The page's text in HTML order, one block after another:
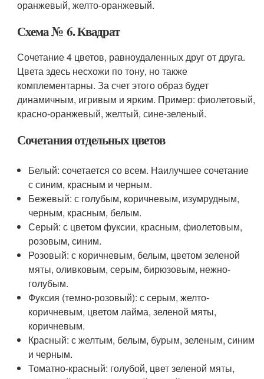
оранжевый, желто-оранжевый.
Схема № 6. Квадрат
Сочетание 4 цветов, равноудаленных друг от друга.
Цвета здесь несхожи по тону, но также
комплементарны. За счет этого образ будет
динамичным, игривым и ярким. Пример: фиолетовый,
красно-оранжевый, желтый, сине-зеленый.
Сочетания отдельных цветов
Белый: сочетается со всем. Наилучшее сочетание
с синим, красным и черным.
Бежевый: с голубым, коричневым, изумрудным,
черным, красным, белым.
Серый: с цветом фуксии, красным, фиолетовым,
розовым, синим.
Розовый: с коричневым, белым, цветом зеленой
мяты, оливковым, серым, бирюзовым, нежно-
голубым.
Фуксия (темно-розовый): с серым, желто-
коричневым, цветом лайма, зеленой мяты,
коричневым.
Красный: с желтым, белым, бурым, зеленым, синим
и черным.
Томатно-красный: голубой, цвет зеленой мяты,